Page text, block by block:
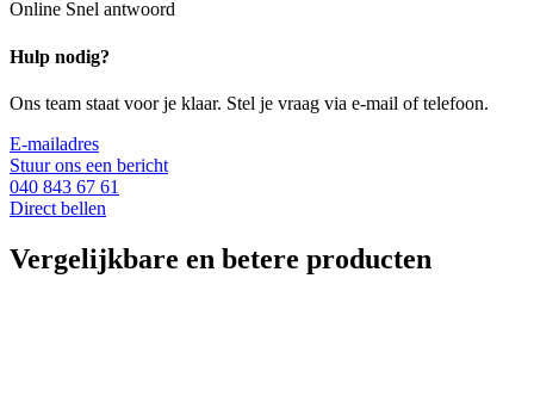
Online Snel antwoord
Hulp nodig?
Ons team staat voor je klaar. Stel je vraag via e-mail of telefoon.
E-mailadres
Stuur ons een bericht
040 843 67 61
Direct bellen
Vergelijkbare en betere producten